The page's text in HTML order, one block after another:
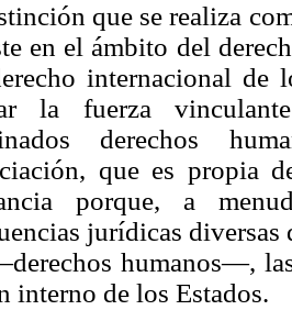
que se realiza
en el ámbito del
internacional de
la fuerza
derechos
que es propia
porque, a
jurídicas
humanos—,
interno de los Estados.